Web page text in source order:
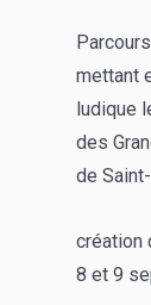
mettant
ludique
des
de
création
8 et 9